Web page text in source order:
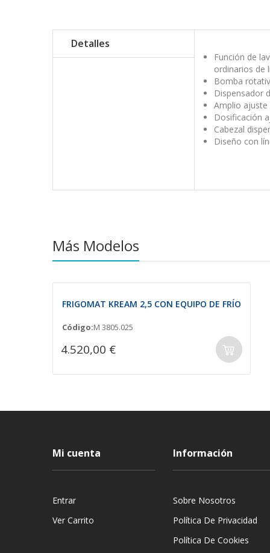
Detalles
Función de
ordinarios de
Bomba
Dispensador
Amplio ajuste
Dosificación
Cabezal
Diseño con
Más Modelos
FRIGOMAT KREAM 2,5 CON EQUIPO DE FRÍO
Código:M 3805.025
4.520,00 €
Mi cuenta
Entrar
Ver Carrito
Información
Sobre Nosotros
Política De Privacidad
Política De Cookies